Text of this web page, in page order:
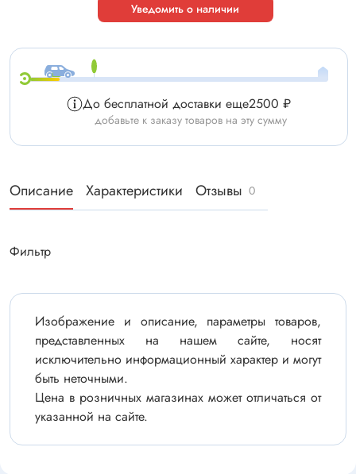
Уведомить о наличии
До бесплатной доставки еще2500 ₽
добавьте к заказу товаров на эту сумму
Описание Характеристики Отзывы 0
Фильтр
Изображение и описание, параметры товаров,
представленных на нашем сайте, носят
исключительно информационный характер и могут
быть неточными.
Цена в розничных магазинах может отличаться от
указанной на сайте.